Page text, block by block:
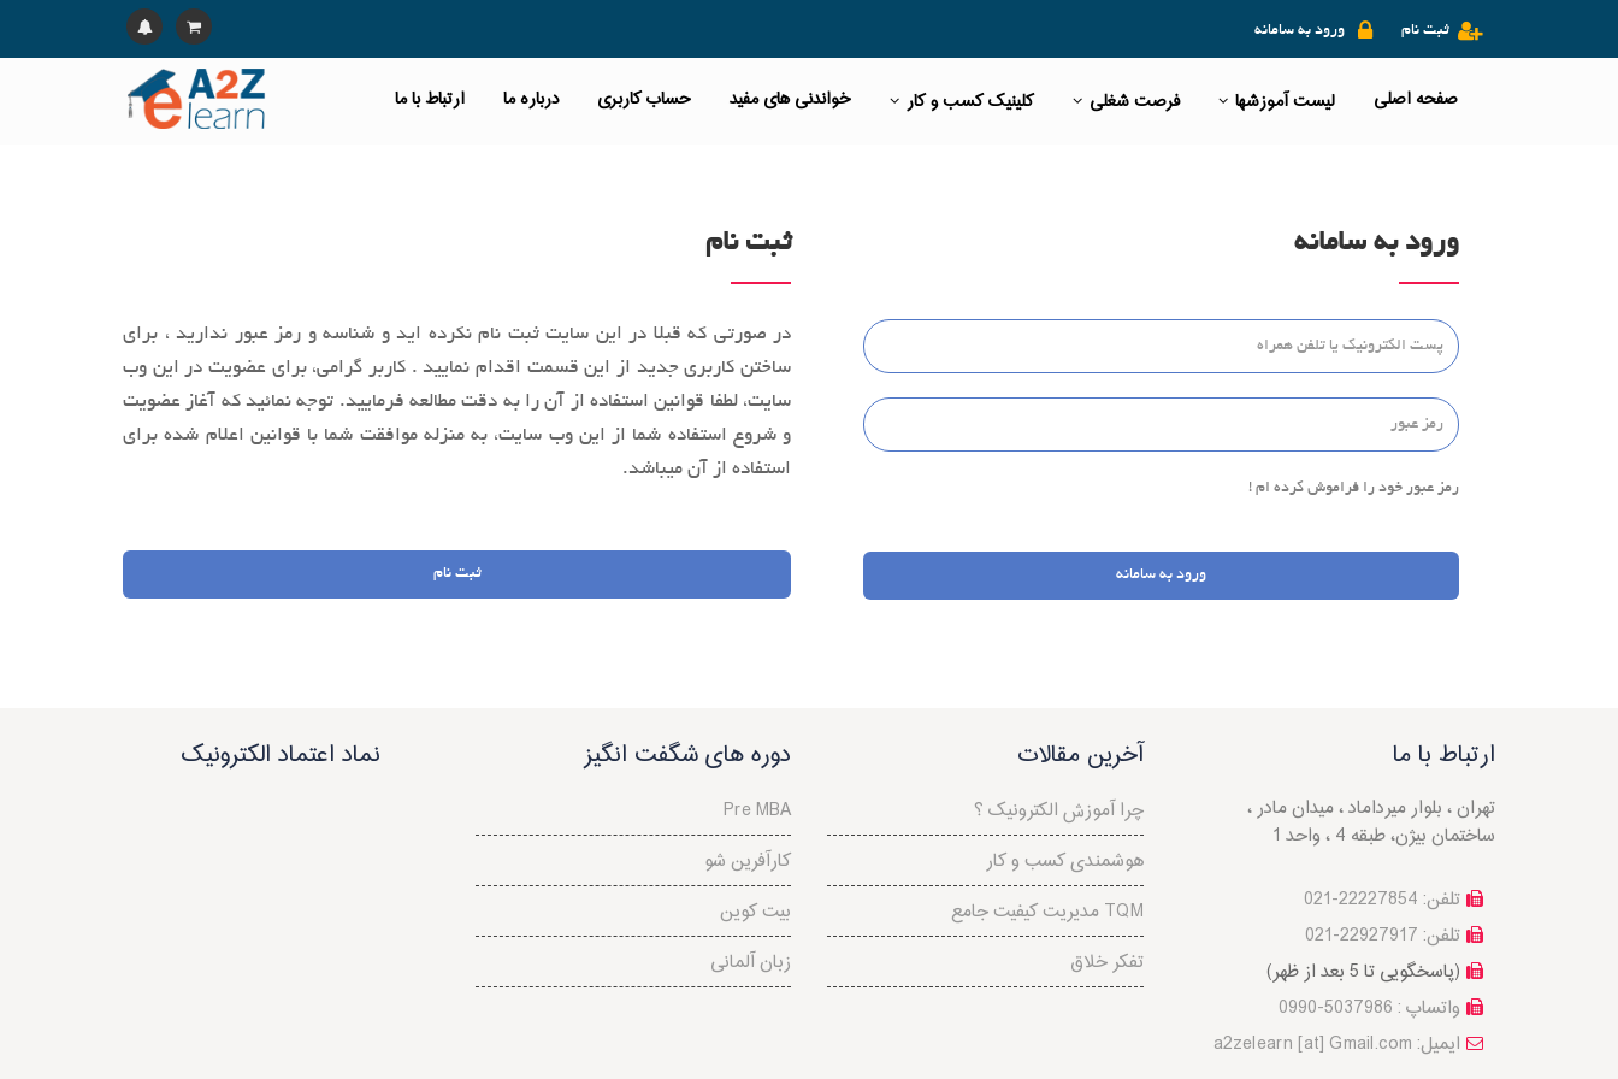
ورود به سامانه ثبت نام
صفحه اصلی لیست آموزشها فرصت شغلی کلینیک کسب و کار خواندنی های مفید حساب کاربری درباره ما ارتباط با ما
ورود به سامانه
رمز عبور خود را فراموش کرده ام !
ورود به سامانه
ثبت نام
در صورتی که قبلا در این سایت ثبت نام نکرده اید و شناسه و رمز عبور ندارید ، برای
ساختن کاربری جدید از این قسمت اقدام نمایید . کاربر گرامی، براي عضویت در این وب‌
سایت، لطفا قوانین استفاده از آن را به‌ دقت مطالعه فرماييد. توجه نمائید كه آغاز عضويت
و شروع استفاده شما از این وب‌ سایت، به منزله موافقت شما با قوانین اعلام ‌شده برای
استفاده از آن میباشد.
ثبت نام
ارتباط با ما
تهران ، بلوار میرداماد ، میدان مادر ،
ساختمان بیژن، طبقه 4 ، واحد 1
تلفن: 22227854-021
تلفن: 22927917-021
(پاسخگویی تا 5 بعد از ظهر)
واتساپ : 5037986-0990
a2zelearn [at] Gmail.com :ایمیل
آخرین مقالات
چرا آموزش الکترونیک ؟
هوشمندی کسب و کار
مدیریت کیفیت جامع TQM
تفکر خلاق
دوره های شگفت انگیز
Pre MBA
کارآفرین شو
بیت کوین
زبان آلمانی
نماد اعتماد الکترونیک